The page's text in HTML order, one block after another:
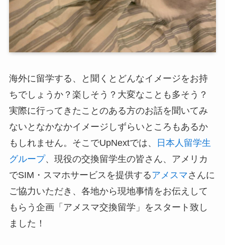
海外に留学する、と聞くとどんなイメージをお持
ちでしょうか？楽しそう？大変なことも多そう？
実際に行ってきたことのある方のお話を聞いてみ
ないとなかなかイメージしずらいところもあるか
もしれません。そこでUpNextでは、
日本人留学生
グループ、現役の交換留学生の皆さん、アメリカ
でSIM・スマホサービスを提供するアメスマさんに
ご協力いただき、各地から現地事情をお伝えして
もらう企画「アメスマ交換留学」をスタート致し
ました！